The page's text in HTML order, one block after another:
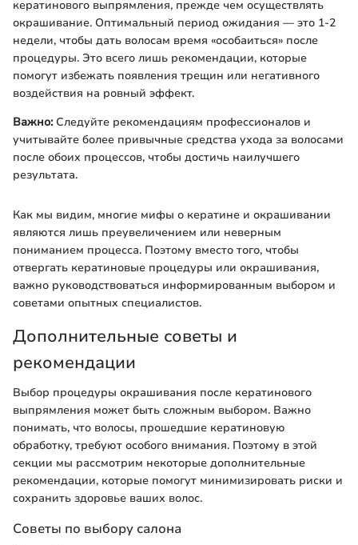
кератинового выпрямления, прежде чем осуществлять
окрашивание. Оптимальный период ожидания — это 1-2
недели, чтобы дать волосам время «особаиться» после
процедуры. Это всего лишь рекомендации, которые
помогут избежать появления трещин или негативного
воздействия на ровный эффект.
Важно:Следуйте рекомендациям профессионалов и
учитывайте более привычные средства ухода за волосами
после обоих процессов, чтобы достичь наилучшего
результата.
Как мы видим, многие мифы о кератине и окрашивании
являются лишь преувеличением или неверным
пониманием процесса. Поэтому вместо того, чтобы
отвергать кератиновые процедуры или окрашивания,
важно руководствоваться информированным выбором и
советами опытных специалистов.
Дополнительные советы и
рекомендации
Выбор процедуры окрашивания после кератинового
выпрямления может быть сложным выбором. Важно
понимать, что волосы, прошедшие кератиновую
обработку, требуют особого внимания. Поэтому в этой
секции мы рассмотрим некоторые дополнительные
рекомендации, которые помогут минимизировать риски и
сохранить здоровье ваших волос.
Советы по выбору салона